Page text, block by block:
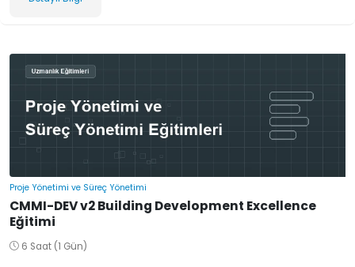
Proje Yönetimi ve Süreç Yönetimi
CMMI-DEV v2 Building Development Excellence
Eğitimi
6 Saat (1 Gün)